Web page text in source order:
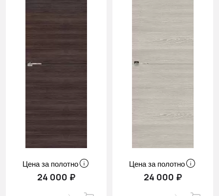
Цена за полотно
24 000 ₽
Цена за полотно
24 000 ₽